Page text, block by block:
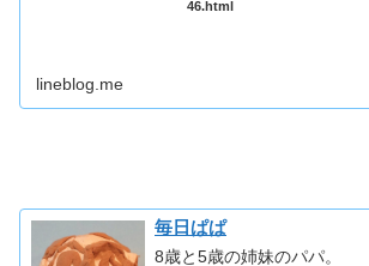
46.html
lineblog.me
毎日ぱぱ
8歳と5歳の姉妹のパパ。